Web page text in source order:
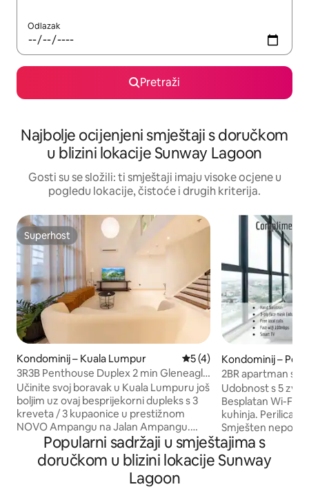
Odlazak
Pretraži
Najbolje ocijenjeni smještaji s doručkom
u blizini lokacije Sunway Lagoon
Gosti su se složili: ti smještaji imaju visoke ocjene u
pogledu lokacije, čistoće i drugih kriterija.
Superhost
Superhost
Kondominij – Kuala Lumpur Prosječna ocjena: 5/5,
5 (4)
3R3B Penthouse Duplex 2 min Gleneagle
KLCC 600 MBPS
Učinite svoj boravak u Kuala Lumpuru još
boljim uz ovaj besprijekorni dupleks s 3
kreveta / 3 kupaonice u prestižnom
NOVO Ampangu na Jalan Ampangu.
Uživajte u prekrasnom pogledu na grad,
uključujući KLCC, iz staklenih prozora od
poda do stropa, glavnoj spavaćoj sobi s
hibridnim madracem za dvije osobe i
Kondominij –
2BR apartman s
opremljenom
Udobnost s 5
Besplatan Wi-Fi. Potpuno opremljena
kuhinja. Perilica/sušilica.
Smješten
shopping galerije
s izravnim
centru Village
Popularni sadržaji u smještajima s
doručkom u blizini lokacije Sunway
Lagoon